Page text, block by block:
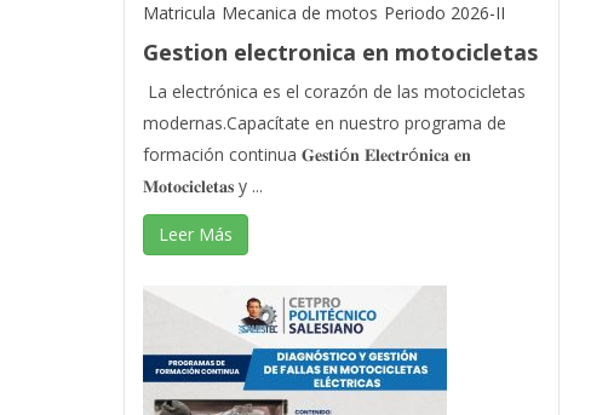
Matricula Mecanica de motos Periodo 2026-II
Gestion electronica en motocicletas
La electrónica es el corazón de las motocicletas
modernas.Capacítate en nuestro programa de
formación continua 𝐆𝐞𝐬𝐭𝐢ó𝐧 𝐄𝐥𝐞𝐜𝐭𝐫ó𝐧𝐢𝐜𝐚 𝐞𝐧
𝐌𝐨𝐭𝐨𝐜𝐢𝐜𝐥𝐞𝐭𝐚𝐬 y ...
Leer Más